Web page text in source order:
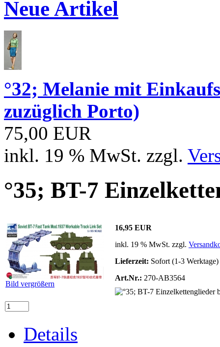
Neue Artikel
°32; Melanie mit
zuzüglich Porto)
75,00 EUR
inkl. 19 % MwSt. zzgl.
°35; BT-7
Bild vergrößern
16,95 EUR
inkl. 19 % MwSt. zzgl.
Lieferzeit: Sofort (1-3 Werktage)
Art.Nr.: 270-AB3564
Details